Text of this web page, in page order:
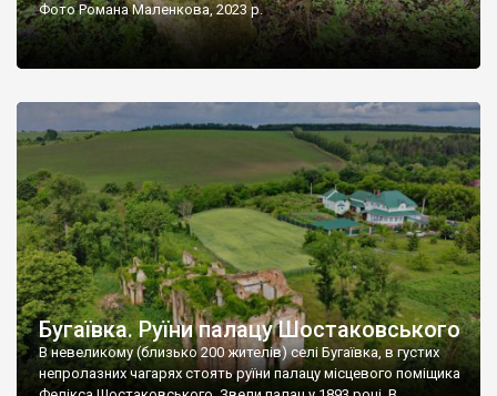
Фото Романа Маленкова, 2023 р.
Бугаївка. Руїни палацу Шостаковського
В невеликому (близько 200 жителів) селі Бугаївка, в густих
непролазних чагарях стоять руїни палацу місцевого поміщика